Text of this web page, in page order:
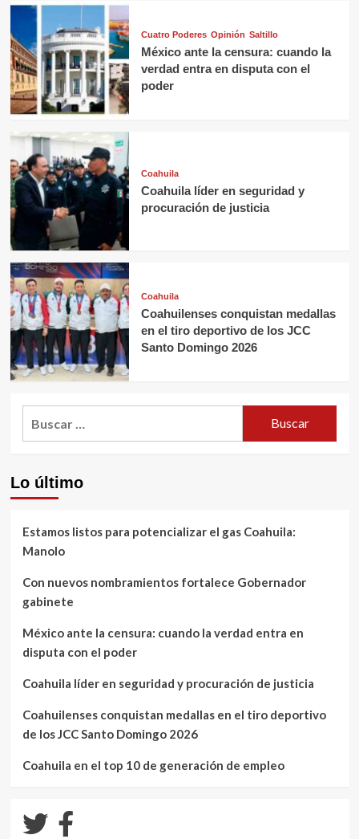
Cuatro Poderes Opinión Saltillo
México ante la censura: cuando la
verdad entra en disputa con el
poder
Coahuila
Coahuila líder en seguridad y
procuración de justicia
Coahuila
Coahuilenses conquistan medallas
en el tiro deportivo de los JCC
Santo Domingo 2026
Lo último
Estamos listos para potencializar el gas Coahuila:
Manolo
Con nuevos nombramientos fortalece Gobernador
gabinete
México ante la censura: cuando la verdad entra en
disputa con el poder
Coahuila líder en seguridad y procuración de justicia
Coahuilenses conquistan medallas en el tiro deportivo
de los JCC Santo Domingo 2026
Coahuila en el top 10 de generación de empleo